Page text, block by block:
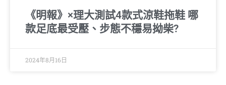
《明報》×理大測試4款式涼鞋拖鞋 哪
款足底最受壓、步態不穩易拗柴?
2024年8月16日